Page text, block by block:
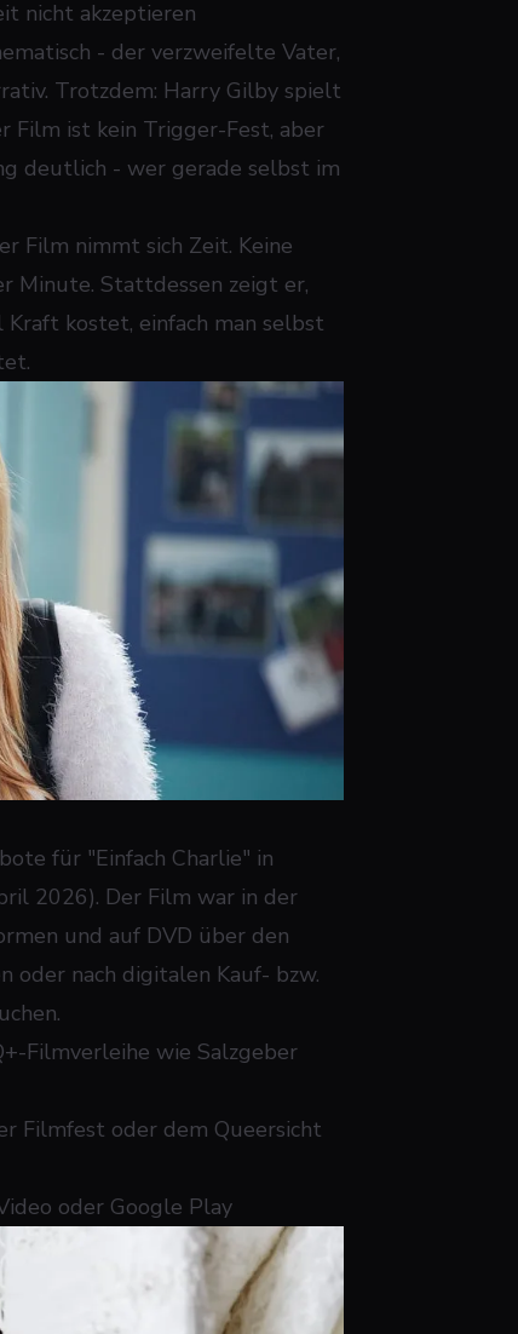
nicht akzeptieren
- der verzweifelte Vater,
Trotzdem: Harry Gilby spielt
Film ist kein Trigger-Fest, aber
deutlich - wer gerade selbst im
Film nimmt sich Zeit. Keine
Minute. Stattdessen zeigt er,
Kraft kostet, einfach man selbst
für "Einfach Charlie" in
2026). Der Film war in der
und auf DVD über den
oder nach digitalen Kauf- bzw.
Filmverleihe wie Salzgeber
Filmfest oder dem Queersicht
oder Google Play